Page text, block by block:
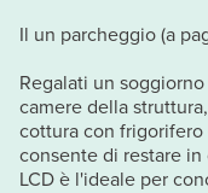
Il un parcheggio (a
Regalati un
camere della
cottura con
consente di restare
LCD è l'ideale per